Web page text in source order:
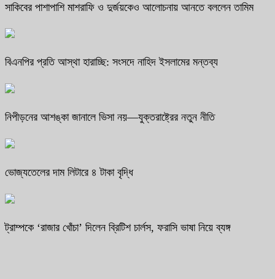
সাকিবের পাশাপাশি মাশরাফি ও দুর্জয়কেও আলোচনায় আনতে বললেন তামিম
বিএনপির প্রতি আস্থা হারাচ্ছি: সংসদে নাহিদ ইসলামের মন্তব্য
নিপীড়নের আশঙ্কা জানালে ভিসা নয়—যুক্তরাষ্ট্রের নতুন নীতি
ভোজ্যতেলের দাম লিটারে ৪ টাকা বৃদ্ধি
ট্রাম্পকে ‘রাজার খোঁচা’ দিলেন ব্রিটিশ চার্লস, ফরাসি ভাষা নিয়ে ব্যঙ্গ